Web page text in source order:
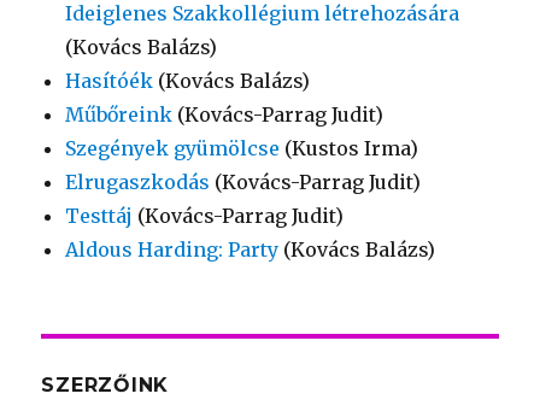
Ideiglenes Szakkollégium létrehozására
(Kovács Balázs)
Hasítóék (Kovács Balázs)
Műbőreink (Kovács-Parrag Judit)
Szegények gyümölcse (Kustos Irma)
Elrugaszkodás (Kovács-Parrag Judit)
Testtáj (Kovács-Parrag Judit)
Aldous Harding: Party (Kovács Balázs)
SZERZŐINK